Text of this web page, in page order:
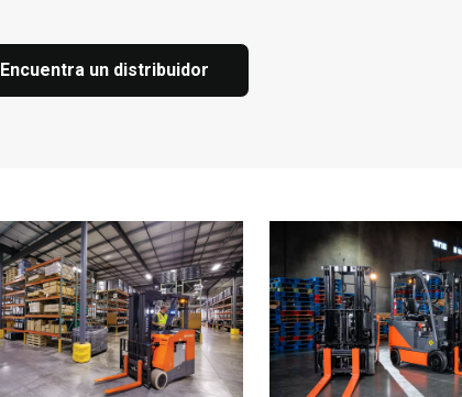
Encuentra un distribuidor